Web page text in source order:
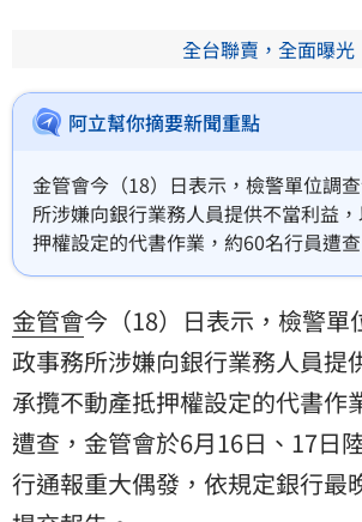
全台聯賣，全面曝光
阿立幫你摘要新聞重點
金管會今（18）日表示，檢警單位調
所涉嫌向銀行業務人員提供不當利益
押權設定的代書作業，約60名行員遭
16日、17日陸續收到13家銀行通報重
金管會今（18）日表示，檢警單
政事務所涉嫌向銀行業務人員提
承攬不動產抵押權設定的代書作
遭查，金管會於6月16日、17日
行通報重大偶發，依規定銀行最